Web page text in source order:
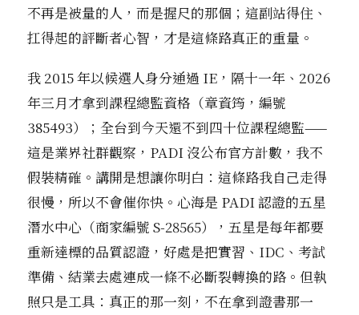
不再是被量的人，而是握尺的那個；這副站得住、
扛得起的評斷者心智，才是這條路真正的重量。
我 2015 年以候選人身分通過 IE，隔十一年、2026
年三月才拿到課程總監資格（章資筠，編號
385493）；全台到今天還不到四十位課程總監——
這是業界社群觀察，PADI 沒公布官方計數，我不
假裝精確。講開是想讓你明白：這條路我自己走得
很慢，所以不會催你快。心海是 PADI 認證的五星
潛水中心（商家編號 S-28565），五星是每年都要
重新達標的品質認證，好處是把實習、IDC、考試
準備、結業去處連成一條不必斷裂轉換的路。但執
照只是工具：真正的那一刻，不在拿到證書那一